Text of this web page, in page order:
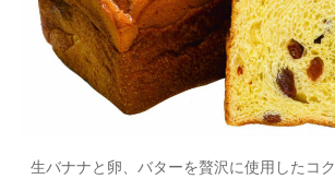
生バナナと卵、バターを贅沢に使用したコ